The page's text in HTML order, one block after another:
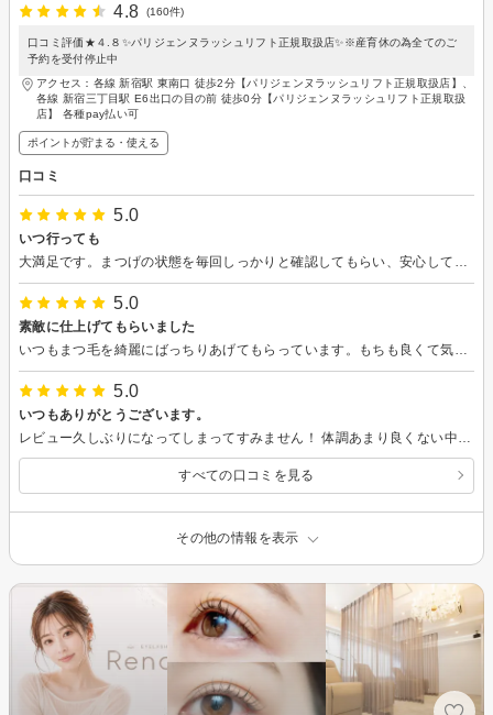
4.8
(160件)
口コミ評価★４.８✨パリジェンヌラッシュリフト正規取扱店✨※産育休の為全てのご
予約を受付停止中
アクセス：各線 新宿駅 東南口 徒歩2分【パリジェンヌラッシュリフト正規取扱店】、
各線 新宿三丁目駅 E6出口の目の前 徒歩0分【パリジェンヌラッシュリフト正規取扱
店】 各種pay払い可
ポイントが貯まる・使える
口コミ
5.0
いつ行っても
5.0
素敵に仕上げてもらいました
5.0
いつもありがとうございます。
すべての口コミを見る
その他の情報を表示